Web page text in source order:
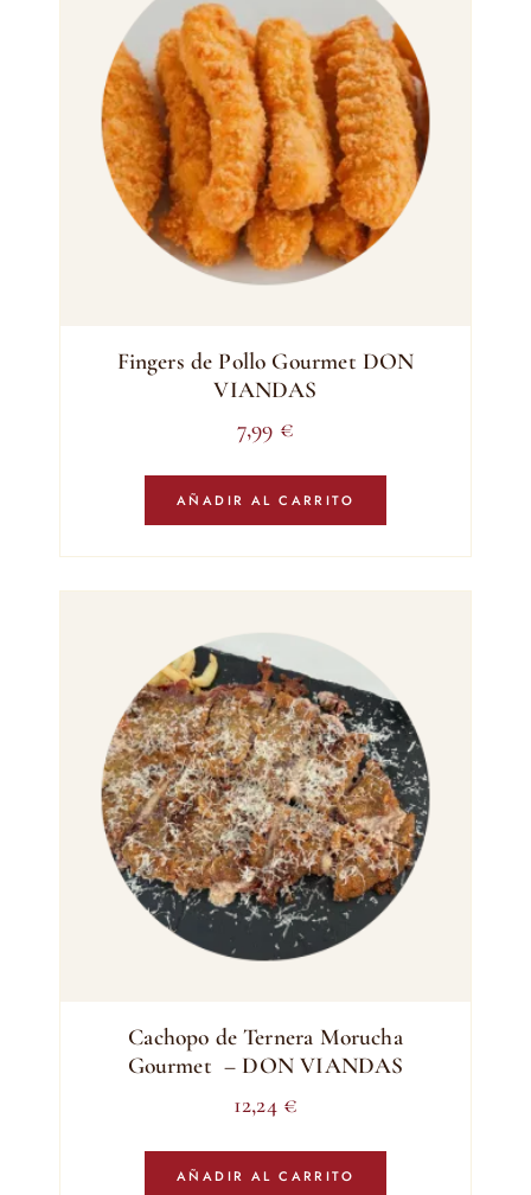
Fingers de Pollo Gourmet DON
VIANDAS
7,99 €
AÑADIR AL CARRITO
Cachopo de Ternera Morucha
Gourmet – DON VIANDAS
12,24 €
AÑADIR AL CARRITO